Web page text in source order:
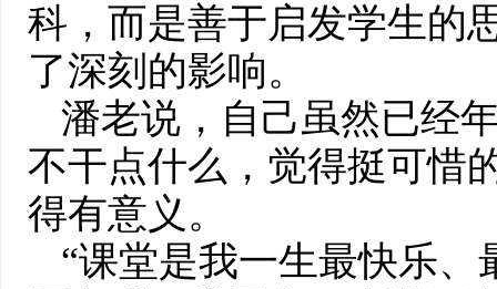
科，而是善于启发学生的
了深刻的影响。
潘老说，自己虽然已经
不干点什么，觉得挺可惜
得有意义。
“课堂是我一生最快乐